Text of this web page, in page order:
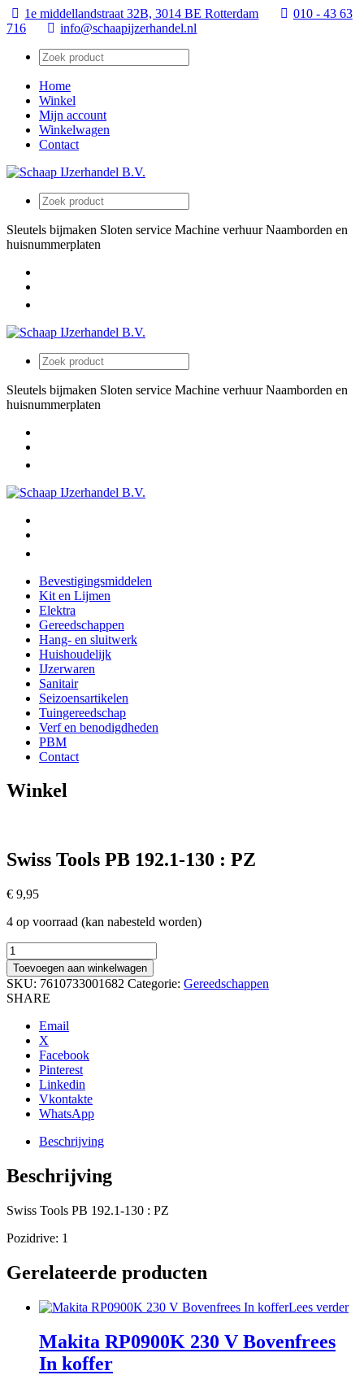
1e middellandstraat 32B, 3014 BE Rotterdam
010 - 43 63
716
info@schaapijzerhandel.nl
Home
Winkel
Mijn account
Winkelwagen
Contact
Sleutels bijmaken Sloten service Machine verhuur Naamborden en
huisnummerplaten
Sleutels bijmaken Sloten service Machine verhuur Naamborden en
huisnummerplaten
Bevestigingsmiddelen
Kit en Lijmen
Elektra
Gereedschappen
Hang- en sluitwerk
Huishoudelijk
IJzerwaren
Sanitair
Seizoensartikelen
Tuingereedschap
Verf en benodigdheden
PBM
Contact
Winkel
Swiss Tools PB 192.1-130 : PZ
€ 9,95
4 op voorraad (kan nabesteld worden)
Swiss
Tools
PB
192.1-
130
aantal
Toevoegen aan winkelwagen
SKU: 7610733001682 Categorie: Gereedschappen
SHARE
Email
X
Facebook
Pinterest
Linkedin
Vkontakte
WhatsApp
Beschrijving
Beschrijving
Swiss Tools PB 192.1-130 : PZ
Pozidrive: 1
Gerelateerde producten
Lees verder
Makita RP0900K 230 V Bovenfrees
In koffer